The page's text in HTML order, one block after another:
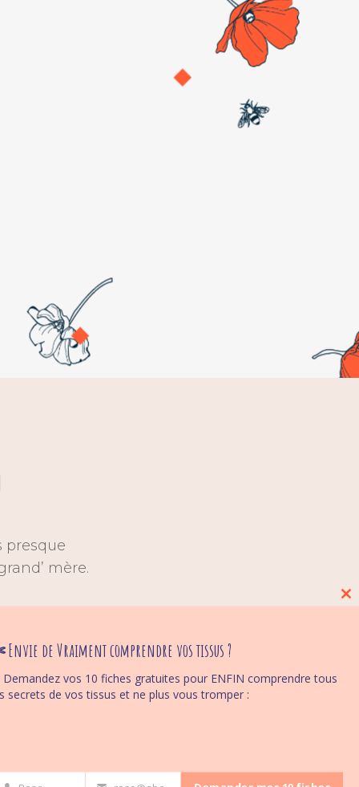
presque
mère.
par le sang
vous fait
de fierté de
de Vraiment comprendre vos tissus ?
vos 10 fiches gratuites pour ENFIN comprendre tous
secrets de vos tissus et ne plus vous tromper :